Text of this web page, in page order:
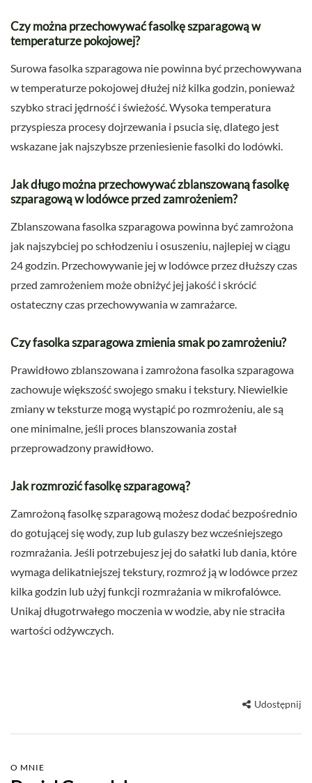
Czy można przechowywać fasolkę szparagową w
temperaturze pokojowej?
Surowa fasolka szparagowa nie powinna być przechowywana
w temperaturze pokojowej dłużej niż kilka godzin, ponieważ
szybko straci jędrność i świeżość. Wysoka temperatura
przyspiesza procesy dojrzewania i psucia się, dlatego jest
wskazane jak najszybsze przeniesienie fasolki do lodówki.
Jak długo można przechowywać zblanszowaną fasolkę
szparagową w lodówce przed zamrożeniem?
Zblanszowana fasolka szparagowa powinna być zamrożona
jak najszybciej po schłodzeniu i osuszeniu, najlepiej w ciągu
24 godzin. Przechowywanie jej w lodówce przez dłuższy czas
przed zamrożeniem może obniżyć jej jakość i skrócić
ostateczny czas przechowywania w zamrażarce.
Czy fasolka szparagowa zmienia smak po zamrożeniu?
Prawidłowo zblanszowana i zamrożona fasolka szparagowa
zachowuje większość swojego smaku i tekstury. Niewielkie
zmiany w teksturze mogą wystąpić po rozmrożeniu, ale są
one minimalne, jeśli proces blanszowania został
przeprowadzony prawidłowo.
Jak rozmrozić fasolkę szparagową?
Zamrożoną fasolkę szparagową możesz dodać bezpośrednio
do gotującej się wody, zup lub gulaszy bez wcześniejszego
rozmrażania. Jeśli potrzebujesz jej do sałatki lub dania, które
wymaga delikatniejszej tekstury, rozmroź ją w lodówce przez
kilka godzin lub użyj funkcji rozmrażania w mikrofalówce.
Unikaj długotrwałego moczenia w wodzie, aby nie straciła
wartości odżywczych.
Udostępnij
O MNIE